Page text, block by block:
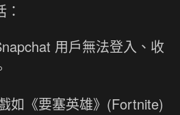
用戶無法登入、收
如《要塞英雄》(Fortnite)